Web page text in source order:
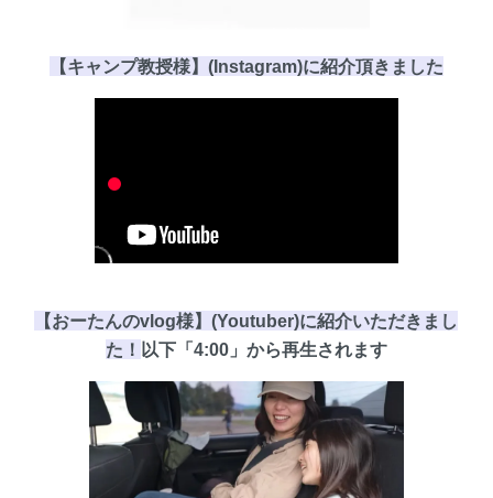
【キャンプ教授様】(Instagram)に紹介頂き ました
【おーたんのvlog様】(Youtuber)に紹介いただきまし
た！ 以下「4:00」 から再生されます